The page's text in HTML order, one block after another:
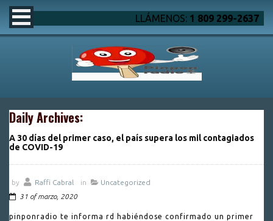
LLÁMENOS: 1 809 299-2637
Daily Archives:
A 30 días del primer caso, el país supera los mil contagiados
de COVID-19
by Raffi Cabral in
Uncategorized
31 of marzo, 2020
pinponradio te informa rd habiéndose confirmado un primer